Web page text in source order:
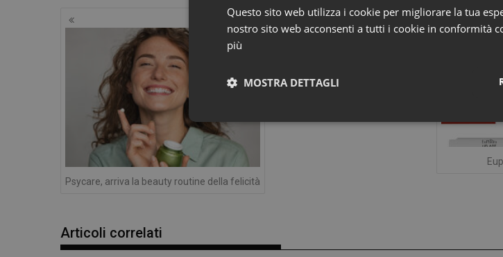
Navigazione
articoli
Psycare, arriva la beauty routine della felicità
Articoli correlati
Questo sito web utilizza i cookie per migliorare la tua
nostro sito web acconsenti a tutti i cookie in conformità
più
MOSTRA DETTAGLI
Necessari
I cookie necessari contribuiscono a rendere fruibile il sito web